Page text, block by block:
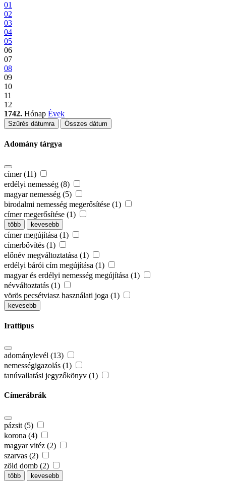
01
02
03
04
05
06
07
08
09
10
11
12
1742. Hónap Évek
Szűrés dátumra Összes dátum
Adomány tárgya
címer (11)
erdélyi nemesség (8)
magyar nemesség (5)
birodalmi nemesség megerősítése (1)
címer megerősítése (1)
több kevesebb
címer megújítása (1)
címerbővítés (1)
előnév megváltoztatása (1)
erdélyi bárói cím megújítása (1)
magyar és erdélyi nemesség megújítása (1)
névváltoztatás (1)
vörös pecsétviasz használati joga (1)
kevesebb
Irattípus
adománylevél (13)
nemességigazolás (1)
tanúvallatási jegyzőkönyv (1)
Címerábrák
pázsit (5)
korona (4)
magyar vitéz (2)
szarvas (2)
zöld domb (2)
több kevesebb